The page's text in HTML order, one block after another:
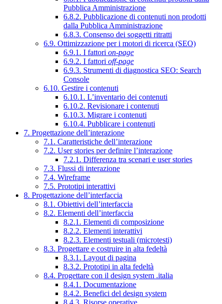
Pubblica Amministrazione
6.8.2. Pubblicazione di contenuti non prodotti
dalla Pubblica Amministrazione
6.8.3. Consenso dei soggetti ritratti
6.9. Ottimizzazione per i motori di ricerca (SEO)
6.9.1. I fattori on-page
6.9.2. I fattori off-page
6.9.3. Strumenti di diagnostica SEO: Search
Console
6.10. Gestire i contenuti
6.10.1. L’inventario dei contenuti
6.10.2. Revisionare i contenuti
6.10.3. Migrare i contenuti
6.10.4. Pubblicare i contenuti
7. Progettazione dell’interazione
7.1. Caratteristiche dell’interazione
7.2. User stories per definire l’interazione
7.2.1. Differenza tra scenari e user stories
7.3. Flussi di interazione
7.4. Wireframe
7.5. Prototipi interattivi
8. Progettazione dell’interfaccia
8.1. Obiettivi dell’interfaccia
8.2. Elementi dell’interfaccia
8.2.1. Elementi di composizione
8.2.2. Elementi interattivi
8.2.3. Elementi testuali (microtesti)
8.3. Progettare e costruire in alta fedeltà
8.3.1. Layout di pagina
8.3.2. Prototipi in alta fedeltà
8.4. Progettare con il design system .italia
8.4.1. Documentazione
8.4.2. Benefici del design system
8.4.3. Risorse operative